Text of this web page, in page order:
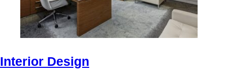
Interior Design